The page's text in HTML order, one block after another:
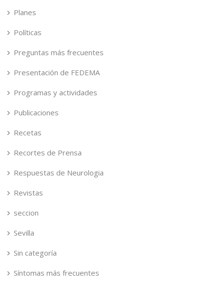
Planes
Políticas
Preguntas más frecuentes
Presentación de FEDEMA
Programas y actividades
Publicaciones
Recetas
Recortes de Prensa
Respuestas de Neurologia
Revistas
seccion
Sevilla
Sin categoría
Síntomas más frecuentes